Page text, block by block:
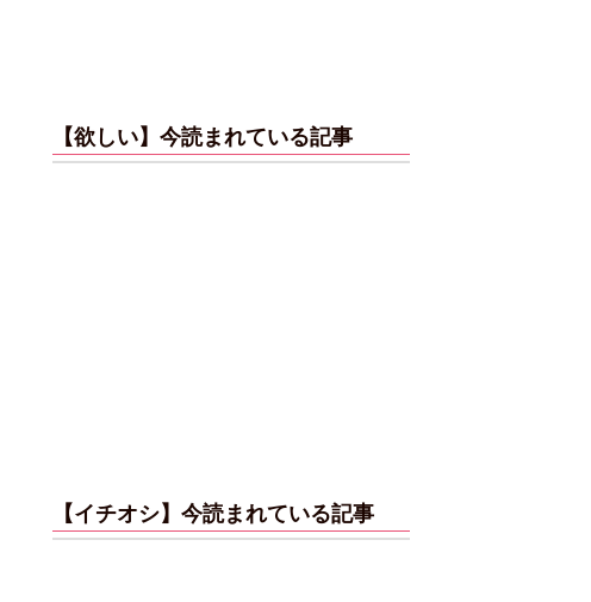
【欲しい】今読まれている記事
【イチオシ】今読まれている記事